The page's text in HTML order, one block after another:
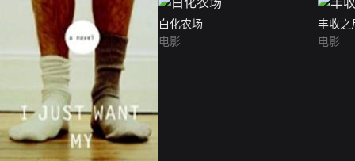
白化农场
电影
丰收之
电影